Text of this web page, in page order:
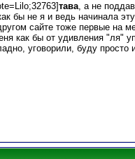
тава, а не
бы не я и ведь начинала
сайте тоже первые на
как бы от удивления "ля"
уговорили, буду просто